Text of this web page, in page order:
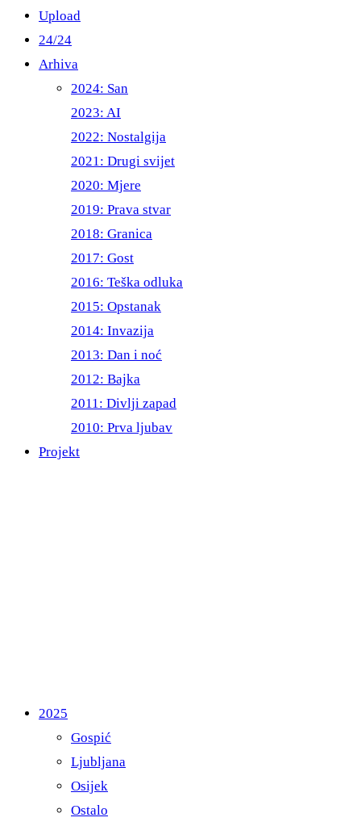
Upload
24/24
Arhiva
2024: San
2023: AI
2022: Nostalgija
2021: Drugi svijet
2020: Mjere
2019: Prava stvar
2018: Granica
2017: Gost
2016: Teška odluka
2015: Opstanak
2014: Invazija
2013: Dan i noć
2012: Bajka
2011: Divlji zapad
2010: Prva ljubav
Projekt
2025
Gospić
Ljubljana
Osijek
Ostalo